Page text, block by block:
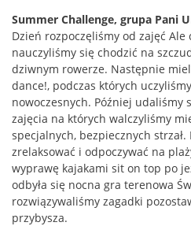
Summer Challenge, grupa Pani
Dzień rozpoczęliśmy od zajęć Ale
nauczyliśmy się chodzić na
dziwnym rowerze. Następnie
dance!, podczas których
nowoczesnych. Później udaliśmy
zajęcia na których walczyliśmy
specjalnych, bezpiecznych
zrelaksować i odpoczywać na
wyprawę kajakami sit on top po
odbyła się nocna gra terenowa
rozwiązywaliśmy zagadki
przybysza.